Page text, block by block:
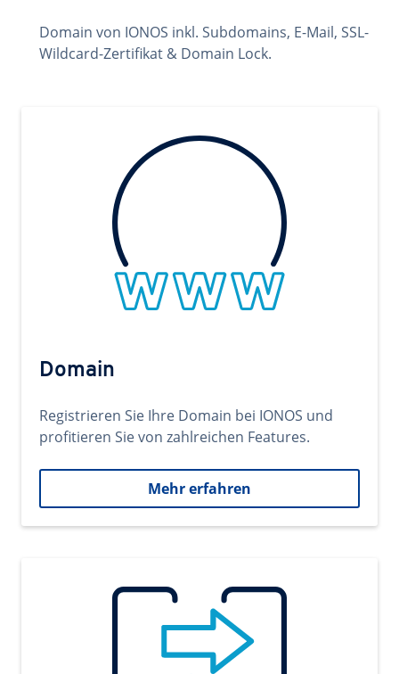
Domain von IONOS inkl. Subdomains, E-Mail, SSL-
Wildcard-Zertifikat & Domain Lock.
Domain
Registrieren Sie Ihre Domain bei IONOS und
profitieren Sie von zahlreichen Features.
Mehr erfahren